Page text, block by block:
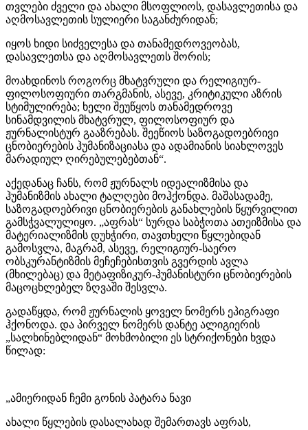
თვლები ძველი და ახალი მსოფლიოს, დასავლეთისა და
აღმოსავლეთის სულიერი საგანძურიდან;
იყოს ხიდი სიძველესა და თანამედროვეობას,
დასავლეთსა და აღმოსავლეთს შორის;
მოახდინოს როგორც მხატვრული და რელიგიურ-
ფილოსოფიური თარგმანის, ასევე, კრიტიკული აზრის
სტიმულირება; ხელი შეუწყოს თანამედროვე
სინამდვილის მხატვრულ, ფილოსოფიურ და
ჟურნალისტურ გააზრებას. შეეწიოს საზოგადოებრივი
ცნობიერების ჰუმანიზაციასა და ადამიანის სიახლოვეს
მარადიულ ღირებულებებთან“.
აქედანაც ჩანს, რომ ჟურნალს იდეალიზმისა და
ჰუმანიზმის ახალი ტალღები მოჰქონდა. მაშასადამე,
საზოგადოებრივი ცნობიერების განახლების წყურვილით
გამსჭვალულიყო. „აფრას“ სურდა საბჭოთა ათეიზმისა და
მატერიალიზმის დუხჭირი, თავთხელი წყლებიდან
გამოსვლა, მაგრამ, ასევე, რელიგიურ-საერო
ობსკურანტიზმის მეჩეჩებისთვის გვერდის ავლა
(მხილებაც) და მეტაფიზიკურ-ჰუმანისტური ცნობიერების
მაცოცხლებელ ზღვაში შესვლა.
გადაწყდა, რომ ჟურნალის ყოველ ნომერს ეპიგრაფი
ჰქონოდა. და პირველ ნომერს დანტე ალიგიერის
„სალხინებლიდან“ მოხმობილი ეს სტრიქონები ხვდა
წილად:
„ამიერიდან ჩემი გონის პატარა ნავი
ახალი წყლების დასალახად შემართავს აფრას,